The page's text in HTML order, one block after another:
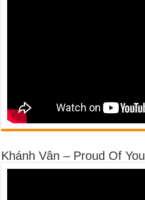
Khánh Vân – Proud Of You